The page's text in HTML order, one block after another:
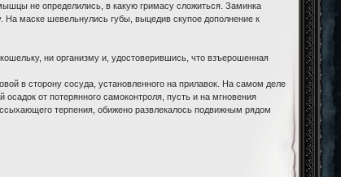
не определились, в какую гримасу сложиться. Заминка
На маске шевельнулись губы, выцедив скупое дополнение к
ни организму и, удостоверившись, что взъерошенная
в сторону сосуда, установленного на прилавок. На самом деле
от потерянного самоконтроля, пусть и на мгновения
терпения, обижено развлекалось подвижным рядом